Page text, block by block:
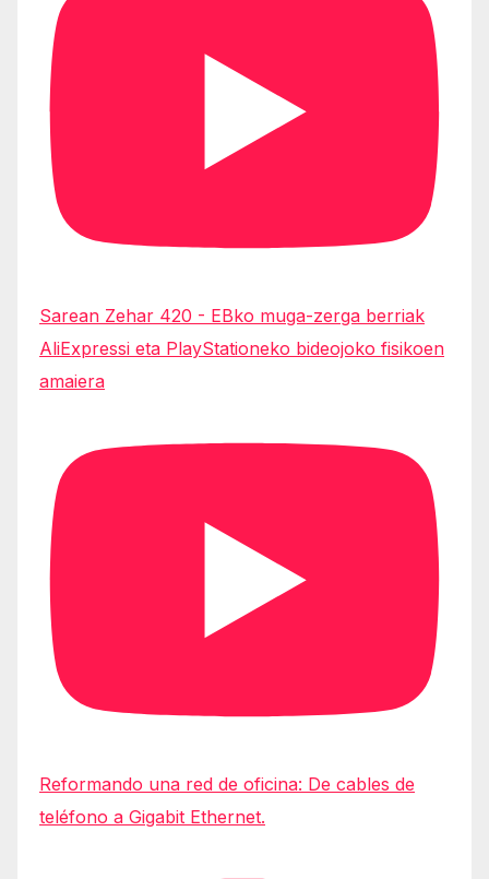
Sarean Zehar 420 - EBko muga-zerga berriak
AliExpressi eta PlayStationeko bideojoko fisikoen
amaiera
Reformando una red de oficina: De cables de
teléfono a Gigabit Ethernet.